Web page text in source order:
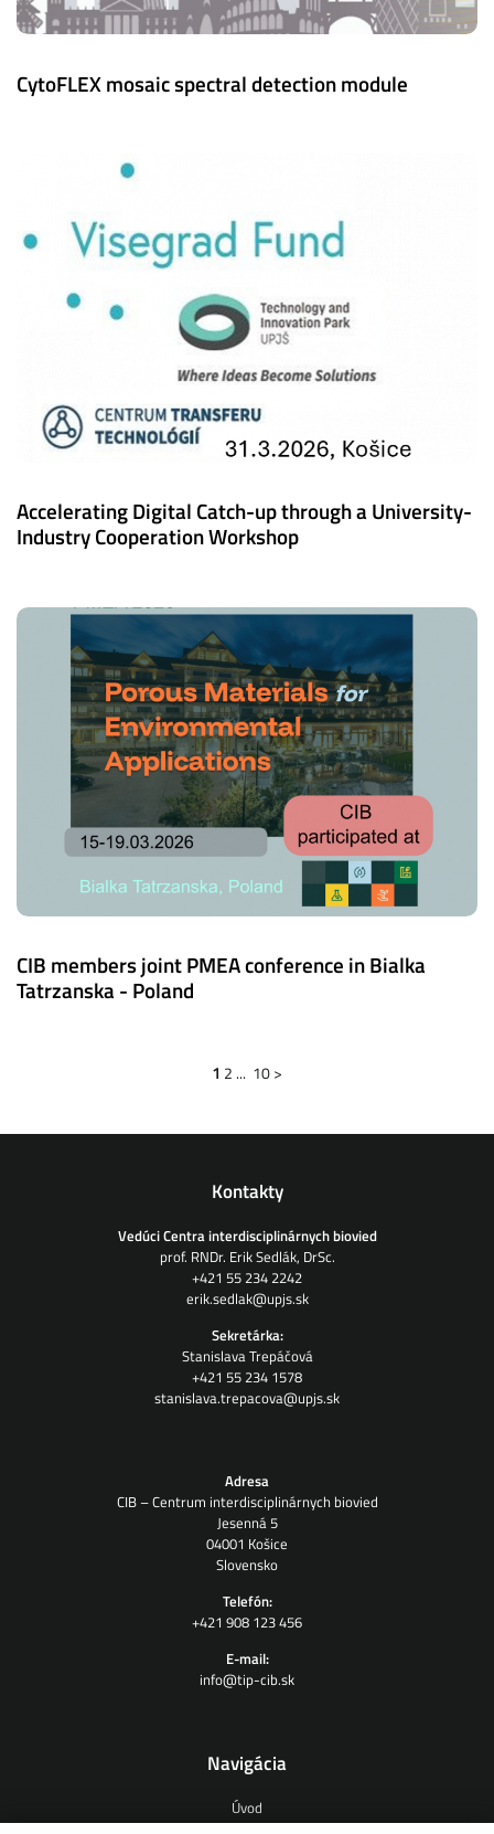
CytoFLEX mosaic spectral detection module
Accelerating Digital Catch-up through a University-
Industry Cooperation Workshop
CIB members joint PMEA conference in Bialka
Tatrzanska - Poland
1 2 ... 10>
Kontakty
Vedúci Centra interdisciplinárnych biovied
prof. RNDr. Erik Sedlák, DrSc.
+421 55 234 2242
erik.sedlak@upjs.sk
Sekretárka:
Stanislava Trepáčová
+421 55 234 1578
stanislava.trepacova@upjs.sk
Adresa
CIB – Centrum interdisciplinárnych biovied
Jesenná 5
04001 Košice
Slovensko
Telefón:
+421 908 123 456
E-mail:
info@tip-cib.sk
Navigácia
Úvod
O nás